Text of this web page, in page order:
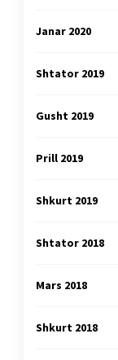
Janar 2020
Shtator 2019
Gusht 2019
Prill 2019
Shkurt 2019
Shtator 2018
Mars 2018
Shkurt 2018